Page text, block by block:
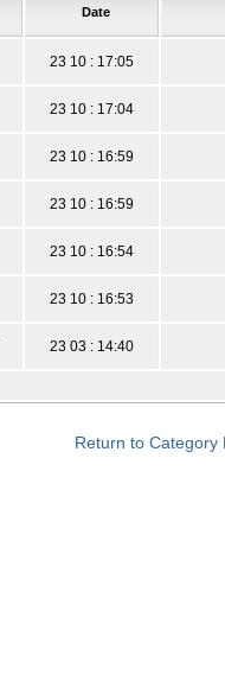
Date
23 10 : 17:05
23 10 : 17:04
23 10 : 16:59
23 10 : 16:59
23 10 : 16:54
23 10 : 16:53
23 03 : 14:40
Return to Category